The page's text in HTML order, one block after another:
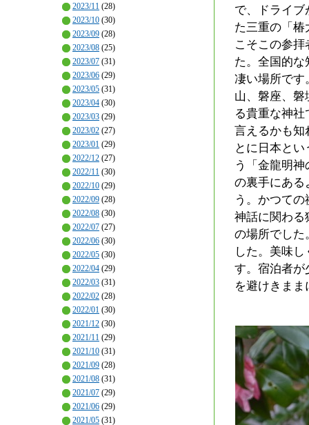
2023/11 (28)
2023/10 (30)
2023/09 (28)
2023/08 (25)
2023/07 (31)
2023/06 (29)
2023/05 (31)
2023/04 (30)
2023/03 (29)
2023/02 (27)
2023/01 (29)
2022/12 (27)
2022/11 (30)
2022/10 (29)
2022/09 (28)
2022/08 (30)
2022/07 (27)
2022/06 (30)
2022/05 (30)
2022/04 (29)
2022/03 (31)
2022/02 (28)
2022/01 (30)
2021/12 (30)
2021/11 (29)
2021/10 (31)
2021/09 (28)
2021/08 (31)
2021/07 (29)
2021/06 (29)
2021/05 (31)
で、ドライ
た三重の「
こそこの参
た。全国的
凄い場所です
山、磐座、
る貴重な神
言えるかも知
とに日本と
う「金龍明
の裏手にある
う。かつて
神話に関わる
の場所でした
した。美味
す。宿泊者が
を避けきま